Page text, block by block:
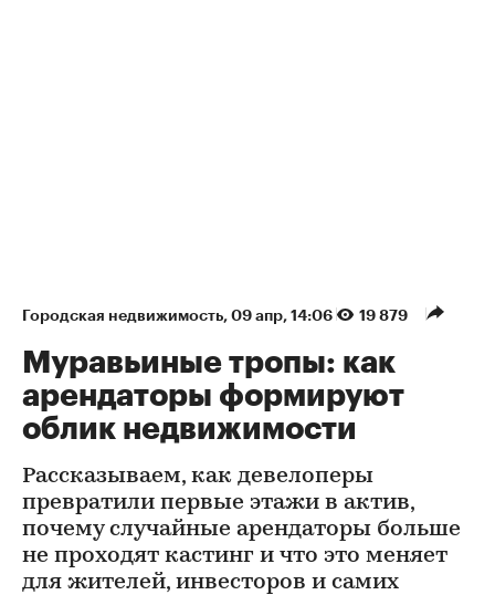
Городская недвижимость 09 апр, 14:06 19 879
Муравьиные тропы: как
арендаторы формируют
облик недвижимости
Рассказываем, как девелоперы
превратили первые этажи в актив,
почему случайные арендаторы больше
не проходят кастинг и что это меняет
для жителей, инвесторов и самих